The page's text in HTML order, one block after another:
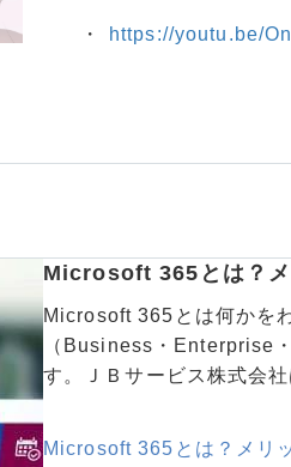
https://youtu.be/
Microsoft 365とは？メ
Microsoft 365とは何かを
（Business・Enterprise
す。ＪＢサービス株式会
Microsoft 365とは？メリ